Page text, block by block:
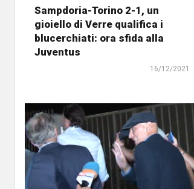
Sampdoria-Torino 2-1, un
gioiello di Verre qualifica i
blucerchiati: ora sfida alla
Juventus
16/12/2021